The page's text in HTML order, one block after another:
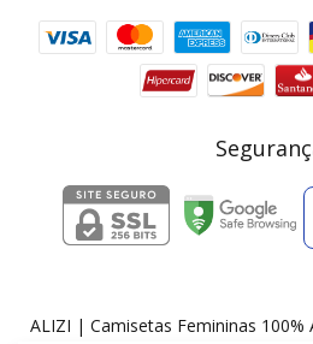
ALIZI | Camisetas Femininas
Cupom 1a compra:
2 pecas